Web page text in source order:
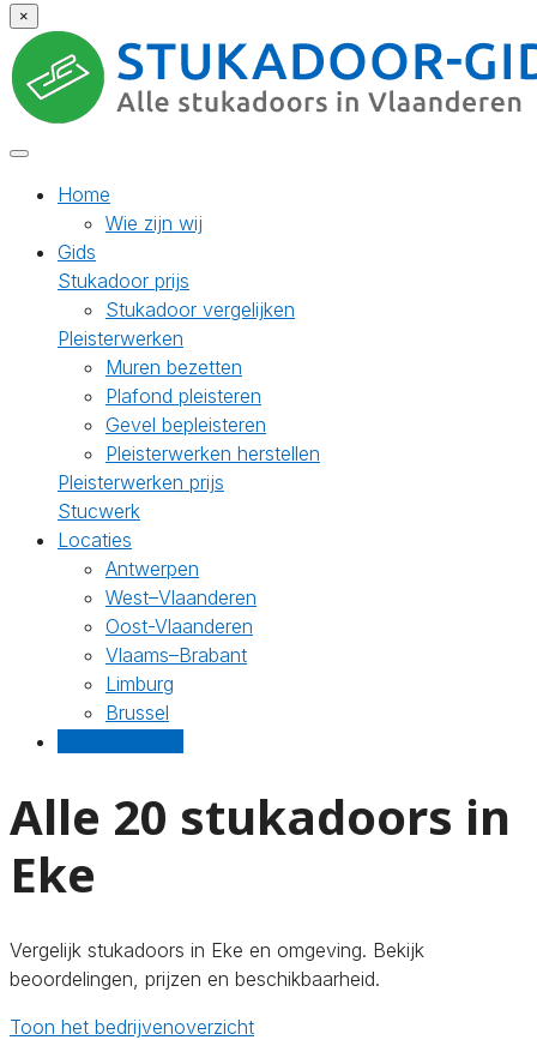
×
Home
Wie zijn wij
Gids
Stukadoor prijs
Stukadoor vergelijken
Pleisterwerken
Muren bezetten
Plafond pleisteren
Gevel bepleisteren
Pleisterwerken herstellen
Pleisterwerken prijs
Stucwerk
Locaties
Antwerpen
West–Vlaanderen
Oost-Vlaanderen
Vlaams–Brabant
Limburg
Brussel
Alle 20 stukadoors in
Eke
Vergelijk stukadoors in Eke en omgeving. Bekijk
beoordelingen, prijzen en beschikbaarheid.
Toon het bedrijvenoverzicht